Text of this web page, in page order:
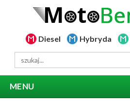
Diesel Hybryda
MENU